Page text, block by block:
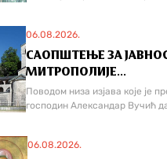
06.08.2026.
САОПШТЕЊЕ ЗА
МИТРОПОЛИЈЕ...
Поводом низа изјава које је
господин Александар Вучић
06.08.2026.